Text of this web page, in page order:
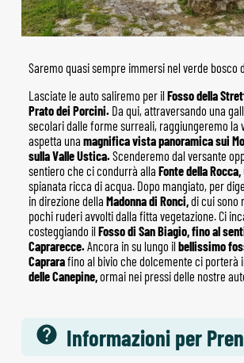
Saremo quasi sempre immersi nel verde bosco
Lasciate le auto saliremo per il Fosso della
Prato dei Porcini.Da qui, attraversando una
secolari dalle forme surreali, raggiungeremo la
aspetta una magnifica vista panoramica sui
sulla Valle Ustica.Scenderemo dal versante
sentiero che ci condurrà alla Fonte della Rocca,
spianata ricca di acqua. Dopo mangiato, per
in direzione della Madonna di Ronci,di cui sono
pochi ruderi avvolti dalla fitta vegetazione. Ci
costeggiando il Fosso di San Biagio, fino al
Caprarecce.Ancora in su lungo il bellissimo
Caprarafino al bivio che dolcemente ci porterà
delle Canepine,ormai nei pressi delle nostre
Informazioni per